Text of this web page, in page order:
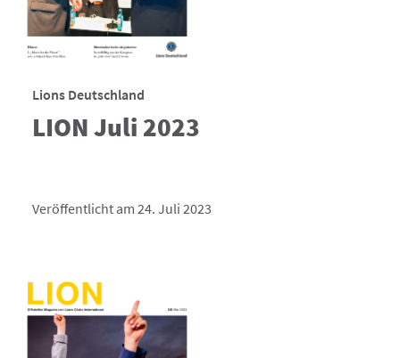
Lions Deutschland
LION Juli 2023
Veröffentlicht am 24. Juli 2023